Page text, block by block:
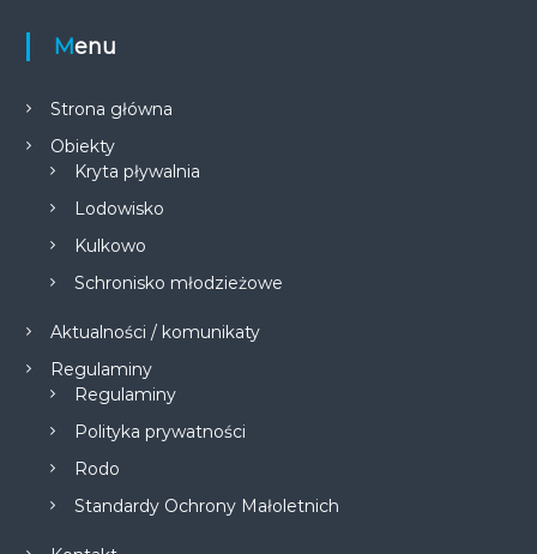
Menu
Strona główna
Obiekty
Kryta pływalnia
Lodowisko
Kulkowo
Schronisko młodzieżowe
Aktualności / komunikaty
Regulaminy
Regulaminy
Polityka prywatności
Rodo
Standardy Ochrony Małoletnich